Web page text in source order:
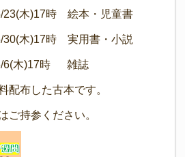
23(木)17時 絵本・児童書
木)17時 実用書・小説
6(木)17時 雑誌
布した古本です。
持参ください。